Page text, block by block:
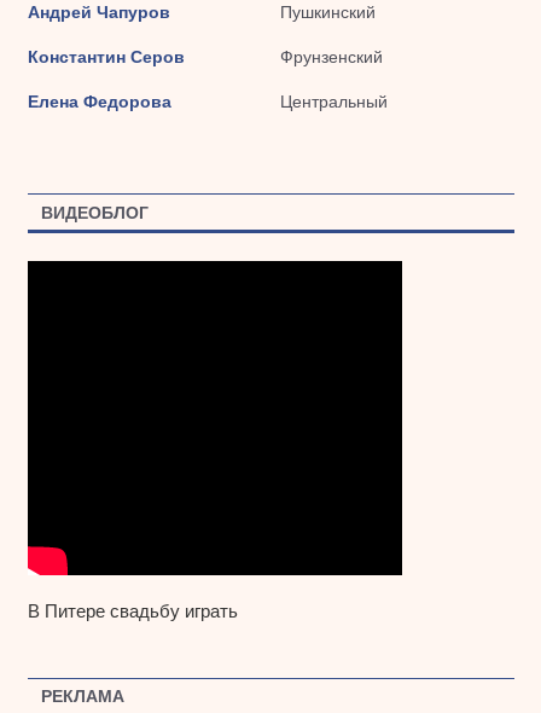
Андрей Чапуров Пушкинский
Константин Серов Фрунзенский
Елена Федорова Центральный
ВИДЕОБЛОГ
В Питере свадьбу играть
РЕКЛАМА